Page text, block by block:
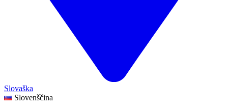
Slovaška
Slovenščina